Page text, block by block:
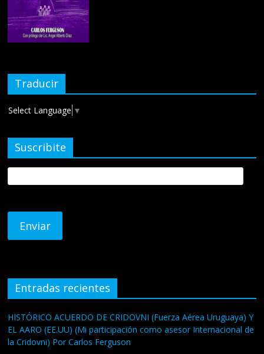
Traducir
Select Language ▼
Suscribite
Entradas recientes
HISTÓRICO ACUERDO DE CRIDOVNI (Fuerza Aérea Uruguaya) Y
EL AARO (EE.UU) (Mi participación como asesor Internacional de
la Cridovni) Por Carlos Ferguson